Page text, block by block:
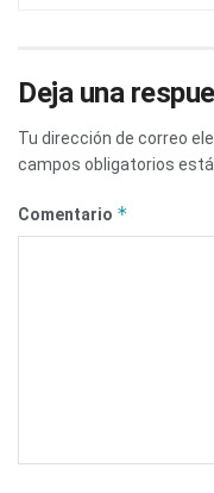
Deja una
Tu dirección de correo
campos obligatorios
Comentario *